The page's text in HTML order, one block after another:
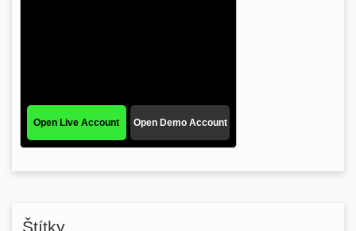
Štítky